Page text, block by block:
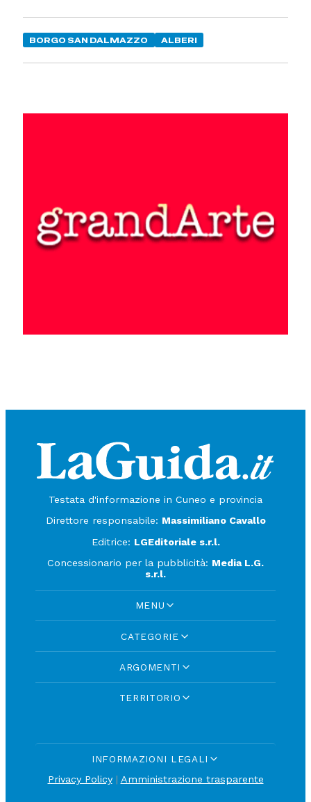
BORGO SAN DALMAZZO ALBERI
Testata d'informazione in Cuneo e provincia
Direttore responsabile: Massimiliano Cavallo
Editrice: LGEditoriale s.r.l.
Concessionario per la pubblicità: Media L.G.
s.r.l.
MENU
CATEGORIE
ARGOMENTI
TERRITORIO
INFORMAZIONI LEGALI
Privacy Policy| Amministrazione trasparente